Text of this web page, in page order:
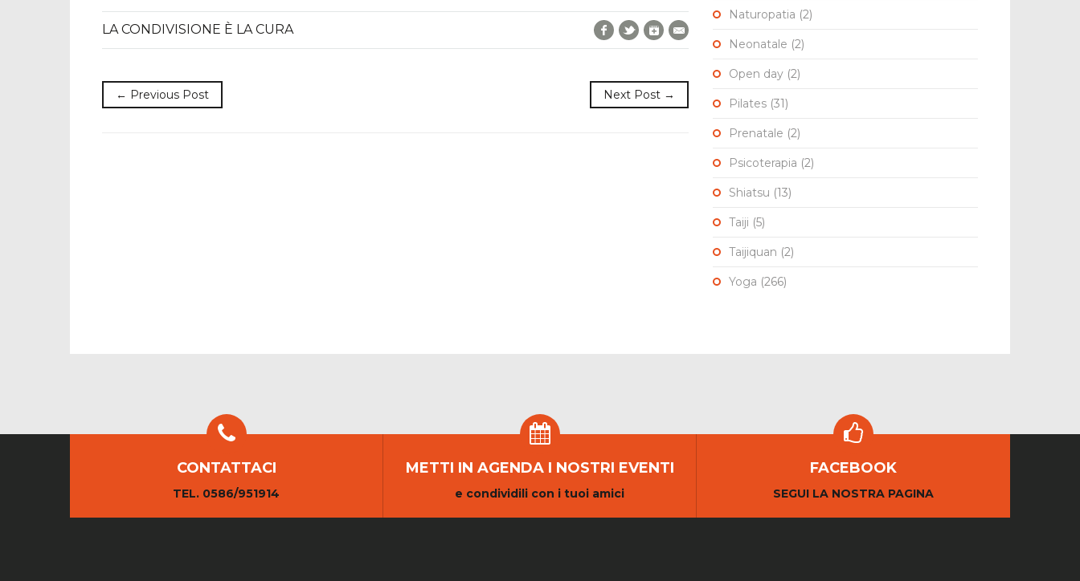
LA CONDIVISIONE È LA CURA Facebook
TwitterGoogle+
← Previous Post Next Post →
Naturopatia (2)
Neonatale (2)
Open day (2)
Pilates (31)
Prenatale (2)
Psicoterapia (2)
Shiatsu (13)
Taiji (5)
Taijiquan (2)
Yoga (266)
CONTATTACI
TEL. 0586/951914
METTI IN AGENDA I NOSTRI EVENTI
e condividili con i tuoi amici
FACEBOOK
SEGUI LA NOSTRA PAGINA